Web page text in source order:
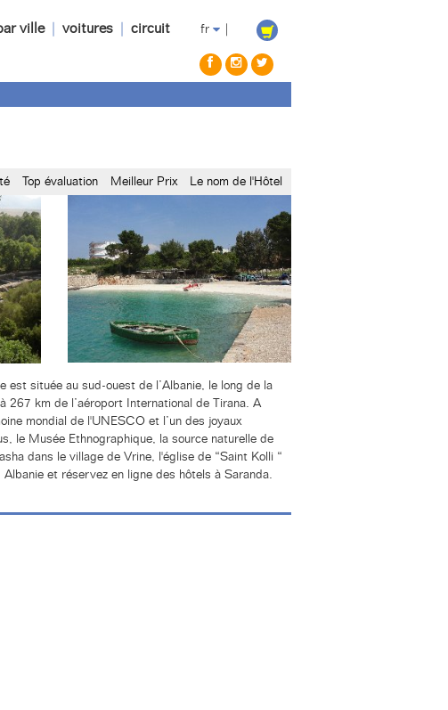
ville voitures circuit fr |
Top évaluation Meilleur Prix Le nom de l'Hôtel
située au sud-ouest de l’Albanie, le long de la
267 km de l’aéroport International de Tirana. A
mondial de l'UNESCO et l’un des joyaux
le Musée Ethnographique, la source naturelle de
dans le village de Vrine, l'église de “Saint Kolli “
et réservez en ligne des hôtels à Saranda.